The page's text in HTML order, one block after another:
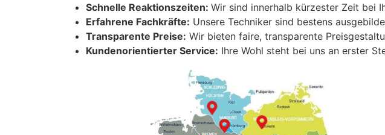
Schnelle Reaktionszeiten: Wir sind innerhalb kürzester Zeit bei
Erfahrene Fachkräfte: Unsere Techniker sind bestens
Transparente Preise: Wir bieten faire, transparente
Kundenorientierter Service: Ihre Wohl steht bei uns an erster